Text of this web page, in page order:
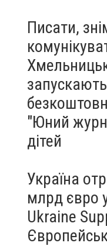
Писати,
запускають
"Юний
дітей
Україна
млрд євро
Ukraine